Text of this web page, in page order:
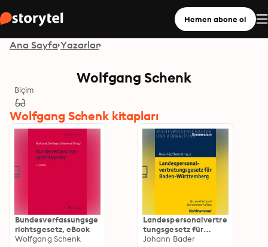
Hemen abone ol
Ana Sayfa Yazarlar
Wolfgang Schenk
Biçim
Wolfgang Schenk kitapları
Bundesverfassungsge
richtsgesetz, eBook
Wolfgang Schenk
Landespersonalvertre
tungsgesetz für
Baden-Württemberg
Johann Bader